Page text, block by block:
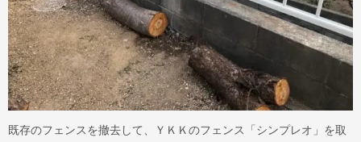
既存のフェンスを撤去して、ＹＫＫのフェンス「シンプレオ」を取